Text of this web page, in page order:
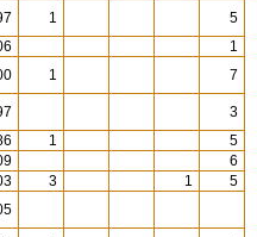
1
5
1
1
7
3
1
5
6
3 1
5